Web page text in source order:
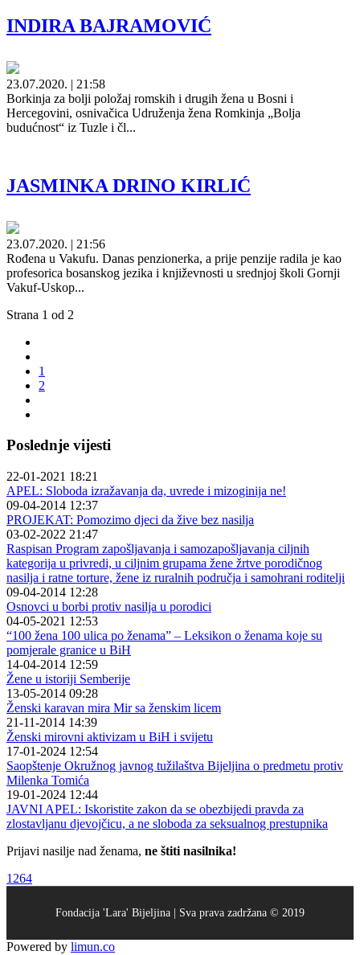
INDIRA BAJRAMOVIĆ
23.07.2020. | 21:58
Borkinja za bolji položaj romskih i drugih žena u Bosni i
Hercegovini, osnivačica Udruženja žena Romkinja „Bolja
budućnost“ iz Tuzle i čl...
JASMINKA DRINO KIRLIĆ
23.07.2020. | 21:56
Rođena u Vakufu. Danas penzionerka, a prije penzije radila je kao
profesorica bosanskog jezika i književnosti u srednjoj školi Gornji
Vakuf-Uskop...
Strana 1 od 2
1
2
Poslednje vijesti
22-01-2021 18:21
APEL: Sloboda izražavanja da, uvrede i mizoginija ne!
09-04-2014 12:37
PROJEKAT: Pomozimo djeci da žive bez nasilja
03-02-2022 21:47
Raspisan Program zapošljavanja i samozapošljavanja ciljnih
kategorija u privredi, u ciljnim grupama žene žrtve porodičnog
nasilja i ratne torture, žene iz ruralnih područja i samohrani roditelji
09-04-2014 12:28
Osnovci u borbi protiv nasilja u porodici
04-05-2021 12:53
“100 žena 100 ulica po ženama” – Leksikon o ženama koje su
pomjerale granice u BiH
14-04-2014 12:59
Žene u istoriji Semberije
13-05-2014 09:28
Ženski karavan mira Mir sa ženskim licem
21-11-2014 14:39
Ženski mirovni aktivizam u BiH i svijetu
17-01-2024 12:54
Saopštenje Okružnog javnog tužilaštva Bijeljina o predmetu protiv
Milenka Tomića
19-01-2024 12:44
JAVNI APEL: Iskoristite zakon da se obezbijedi pravda za
zlostavljanu djevojčicu, a ne sloboda za seksualnog prestupnika
Prijavi nasilje nad ženama, ne štiti nasilnika!
1264
Fondacija 'Lara' Bijeljina | Sva prava zadržana © 2019
Powered by limun.co